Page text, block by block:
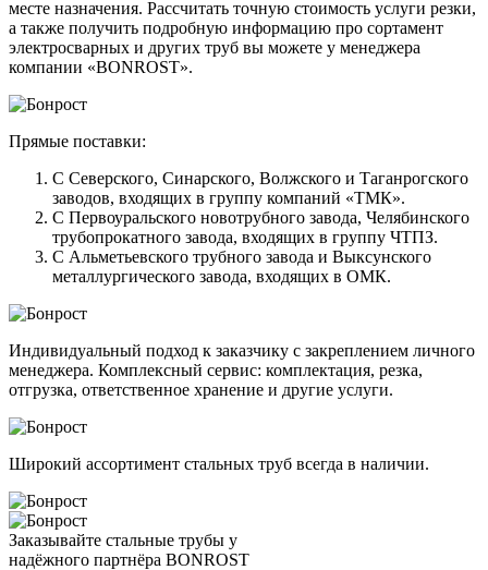
месте назначения. Рассчитать точную стоимость услуги резки,
а также получить подробную информацию про сортамент
электросварных и других труб вы можете у менеджера
компании «BONROST».
Прямые поставки:
С Северского, Синарского, Волжского и Таганрогского
заводов, входящих в группу компаний «ТМК».
С Первоуральского новотрубного завода, Челябинского
трубопрокатного завода, входящих в группу ЧТПЗ.
С Альметьевского трубного завода и Выксунского
металлургического завода, входящих в ОМК.
Индивидуальный подход к заказчику с закреплением личного
менеджера. Комплексный сервис: комплектация, резка,
отгрузка, ответственное хранение и другие услуги.
Широкий ассортимент стальных труб всегда в наличии.
Заказывайте стальные трубы у
надёжного партнёра BONROST